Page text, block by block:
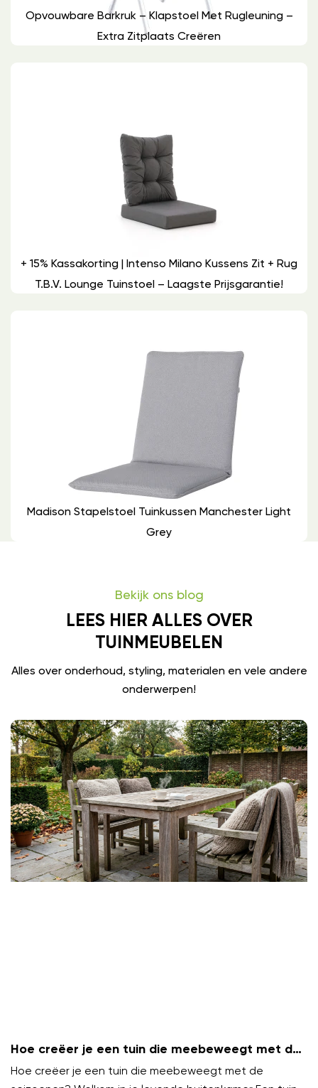
Opvouwbare Barkruk – Klapstoel Met Rugleuning –
Extra Zitplaats Creëren
+ 15% Kassakorting | Intenso Milano Kussens Zit + Rug
T.b.v. Lounge Tuinstoel – Laagste Prijsgarantie!
Madison Stapelstoel Tuinkussen Manchester Light
Grey
Bekijk ons blog
LEES HIER ALLES OVER
TUINMEUBELEN
Alles over onderhoud, styling, materialen en vele andere
onderwerpen!
Hoe creëer je een tuin die meebeweegt met de
seizoenen?
Hoe creëer je een tuin die meebeweegt met de